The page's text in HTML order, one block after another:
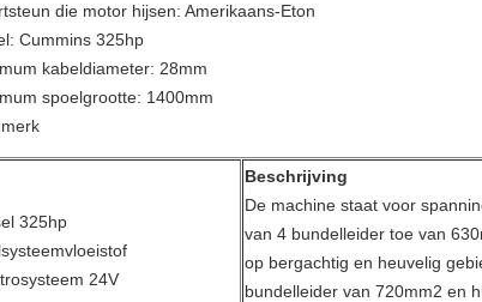
die motor hijsen: Amerikaans-Eton
Cummins 325hp
kabeldiameter: 28mm
spoelgrootte: 1400mm
325hp
vloeistof
24V
Beschrijving
De machine staat voor
van 4 bundelleider toe van
op bergachtig en heuvelig
bundelleider van 720mm2 en